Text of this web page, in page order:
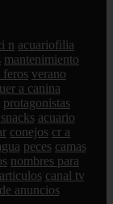
n acuariofilia
mantenimiento
feros verano
a canina
protagonistas
snacks acuario
conejos cr a
peces camas
nombres para
articulos canal tv
anuncios